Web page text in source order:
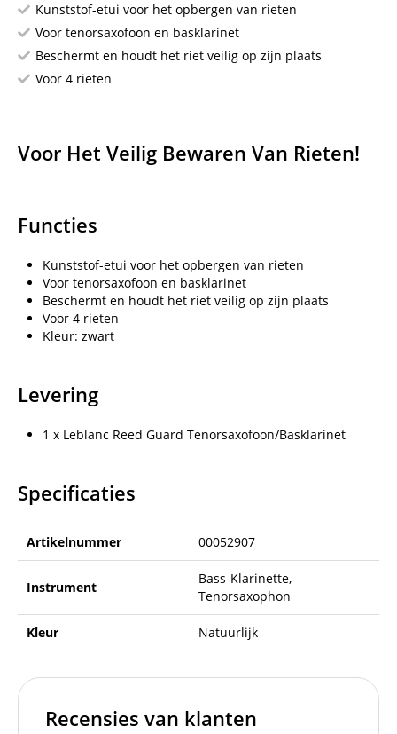
Kunststof-etui voor het opbergen van rieten
Voor tenorsaxofoon en basklarinet
Beschermt en houdt het riet veilig op zijn plaats
Voor 4 rieten
Voor Het Veilig Bewaren Van Rieten!
Functies
Kunststof-etui voor het opbergen van rieten
Voor tenorsaxofoon en basklarinet
Beschermt en houdt het riet veilig op zijn plaats
Voor 4 rieten
Kleur: zwart
Levering
1 x Leblanc Reed Guard Tenorsaxofoon/Basklarinet
Specificaties
Artikelnummer 00052907
Instrument
Bass-Klarinette,
Tenorsaxophon
Kleur Natuurlijk
Recensies van klanten